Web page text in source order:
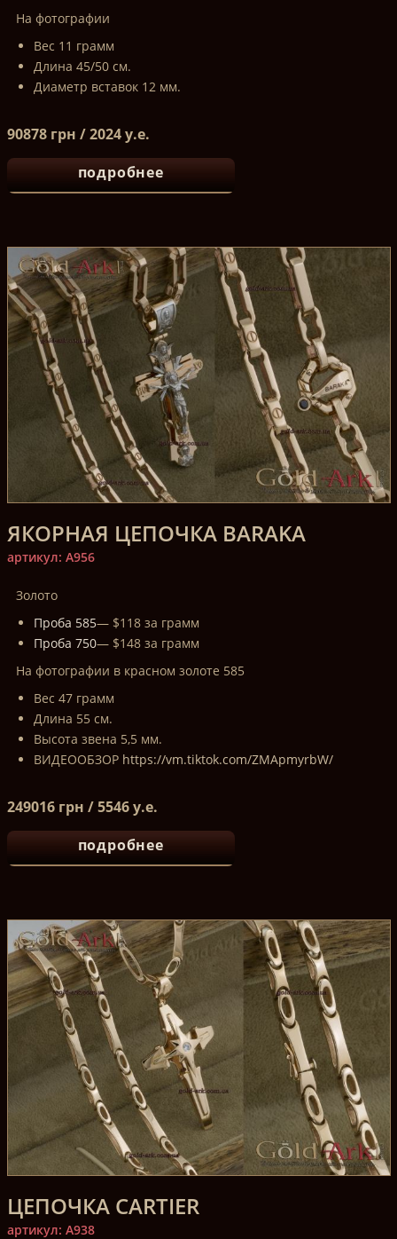
На фотографии
Вес 11 грамм
Длина 45/50 см.
Диаметр вставок 12 мм.
90878 грн / 2024 у.е.
подробнее
ЯКОРНАЯ ЦЕПОЧКА BARAKA
артикул: A956
Золото
Проба 585— $118 за грамм
Проба 750— $148 за грамм
На фотографии в красном золоте 585
Вес 47 грамм
Длина 55 см.
Высота звена 5,5 мм.
ВИДЕООБЗОР https://vm.tiktok.com/ZMApmyrbW/
249016 грн / 5546 у.е.
подробнее
ЦЕПОЧКА CARTIER
артикул: A938